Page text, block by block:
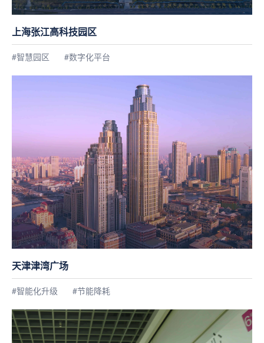
上海张江高科技园区
#智慧园区 #数字化平台
天津津湾广场
#智能化升级 #节能降耗